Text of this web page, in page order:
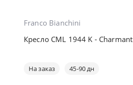
Franco Bianchini
Кресло CML 1944 K - Charmant
На заказ 45-90 дн